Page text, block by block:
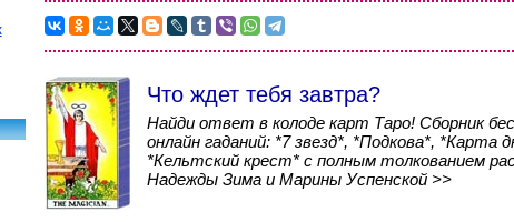
Что ждет тебя завтра?
Найди ответ в колоде карт Таро! Сборник
онлайн гаданий: *7 звезд*, *Подкова*, *Карта
*Кельтский крест* с полным толкованием
Надежды Зима и Марины Успенской >>